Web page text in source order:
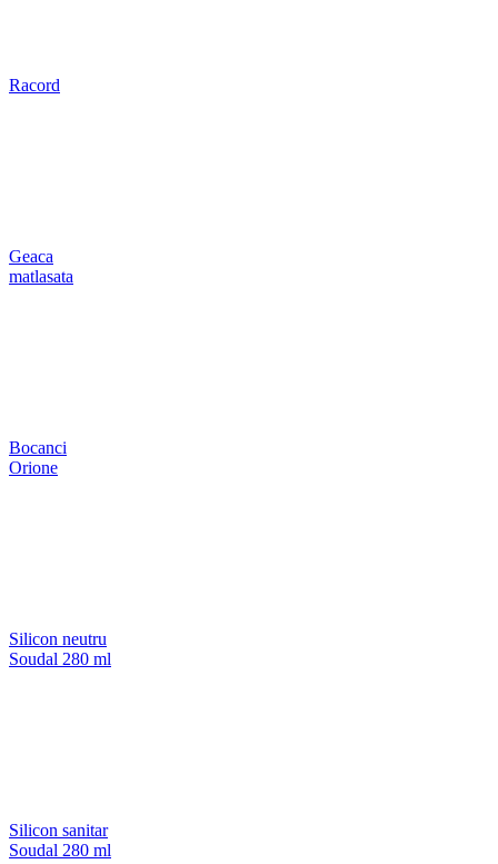
Racord
Geaca
matlasata
Bocanci
Orione
Silicon neutru
Soudal 280 ml
Silicon sanitar
Soudal 280 ml